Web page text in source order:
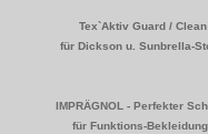
Tex`Aktiv Guard / Clean
für Dickson u. Sunbrella-
IMPRÄGNOL - Perfekter
für Funktions-Bekleidung